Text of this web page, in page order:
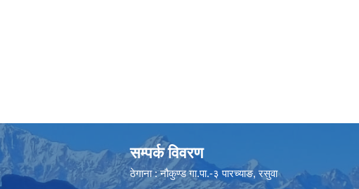
सम्पर्क विवरण
ठेगाना : नौकुण्ड गा.पा.-३ पारच्याङ, रसुवा